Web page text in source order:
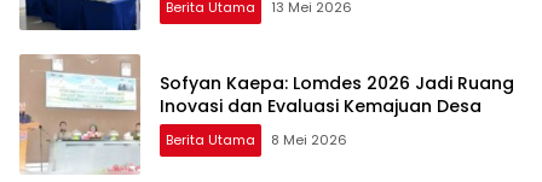
Berita Utama 13 Mei 2026
Sofyan Kaepa: Lomdes 2026 Jadi Ruang
Inovasi dan Evaluasi Kemajuan Desa
Berita Utama 8 Mei 2026